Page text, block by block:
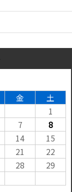
金
土
1
7
8
14
15
21
22
28
29